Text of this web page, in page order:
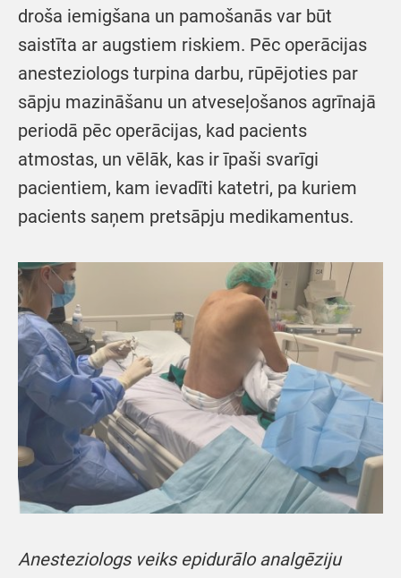
droša iemigšana un pamošanās var būt
saistīta ar augstiem riskiem. Pēc operācijas
anesteziologs turpina darbu, rūpējoties par
sāpju mazināšanu un atveseļošanos agrīnajā
periodā pēc operācijas, kad pacients
atmostas, un vēlāk, kas ir īpaši svarīgi
pacientiem, kam ievadīti katetri, pa kuriem
pacients saņem pretsāpju medikamentus.
Anesteziologs veiks epidurālo analgēziju